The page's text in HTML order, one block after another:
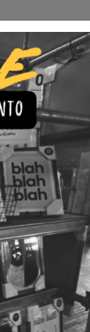
Plazos de
gratis a todo
Premium💳 3
40x60
Sin